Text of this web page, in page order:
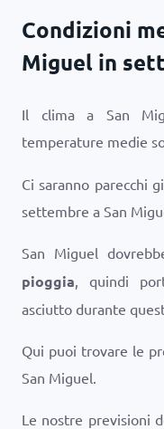
Condizioni
Miguel in
Il clima a San
temperature medie
Ci saranno parecchi
settembre a San
San Miguel
pioggia, quindi
asciutto durante
Qui puoi trovare le
San Miguel.
Le nostre previsioni